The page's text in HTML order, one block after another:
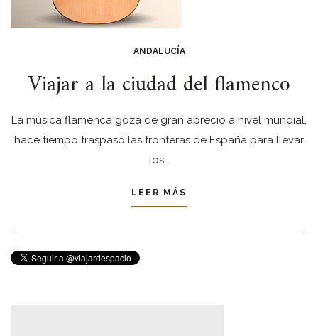
ANDALUCÍA
Viajar a la ciudad del flamenco
La música flamenca goza de gran aprecio a nivel mundial,
hace tiempo traspasó las fronteras de España para llevar
los…
LEER MÁS